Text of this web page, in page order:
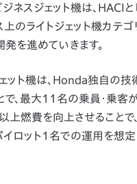
ネスジェット機は、HACI
上のライトジェット機カテ
を進めていきます。
ト機は、Honda独自の技
、最大11名の乗員・乗客
以上燃費を向上させることで
パイロット1名での運用を